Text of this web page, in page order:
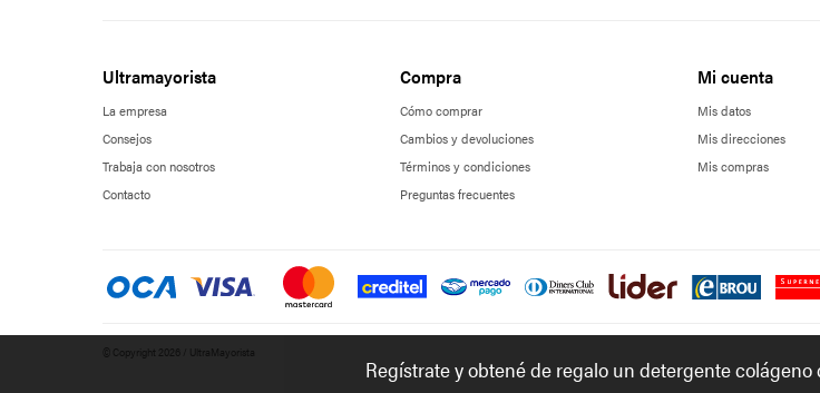
Ultramayorista
La empresa
Consejos
Trabaja con nosotros
Contacto
Compra
Cómo comprar
Cambios y devoluciones
Términos y condiciones
Preguntas frecuentes
Mi cuenta
Mis datos
Mis direcciones
Mis compras
© Copyright 2026 / UltraMayorista
Regístrate y obtené de regalo un detergente